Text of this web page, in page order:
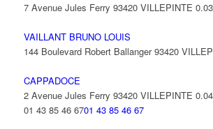
7 Avenue Jules Ferry 93420 VILLEPINTE
VAILLANT BRUNO LOUIS
144 Boulevard Robert Ballanger 93420
CAPPADOCE
2 Avenue Jules Ferry 93420 VILLEPINTE
01 43 85 46 6701 43 85 46 67